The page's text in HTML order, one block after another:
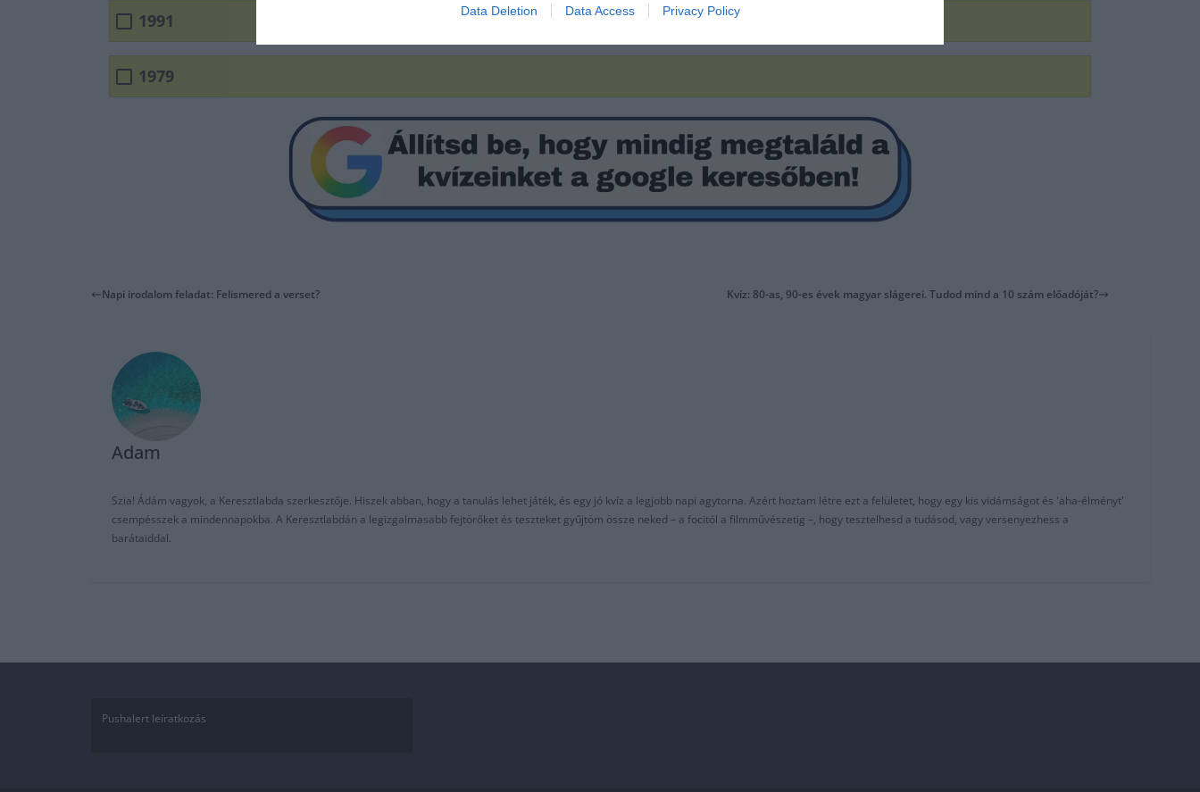
Data Deletion Data Access Privacy Policy
1991
1979
Napi irodalom feladat: Felismered a verset? Kvíz: 80-as, 90-es évek magyar slágerei. Tudod mind a 10 szám előadóját?
Adam
Szia! Ádám vagyok, a Keresztlabda szerkesztője. Hiszek abban, hogy a tanulás lehet játék, és egy jó kvíz a legjobb napi agytorna. Azért hoztam létre ezt a felületet, hogy egy kis vidámságot és 'aha-élményt'
csempésszek a mindennapokba. A Keresztlabdán a legizgalmasabb fejtörőket és teszteket gyűjtöm össze neked – a focitól a filmművészetig –, hogy tesztelhesd a tudásod, vagy versenyezhess a
barátaiddal.
Pushalert leíratkozás